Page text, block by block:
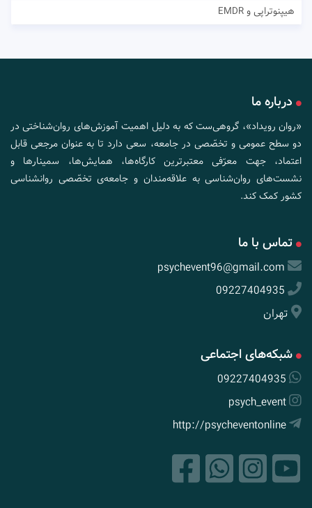
هیپنوتراپی و EMDR
درباره ما
«روان رویداد»، گروهی‌ست که به دلیل اهمیت آموزش‌های روان‌شناختی در
دو سطح عمومی و تخصّصی در جامعه، سعی دارد تا به عنوان مرجعی قابل
اعتماد، جهت معرّفی معتبرترین کارگاه‌ها، همایش‌ها، سمینارها و
نشست‌های روان‌شناسی به علاقه‌مندان و جامعه‌ی تخصّصی روانشناسی
کشور کمک کند.
تماس با ما
psychevent96@gmail.com
09227404935
تهران
شبکه‌های اجتماعی
09227404935
psych_event
http://psycheventonline